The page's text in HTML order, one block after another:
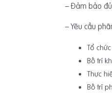
– Đảm bảo
– Yêu cầu
Tổ
Bố trí
Thực
Bố trí